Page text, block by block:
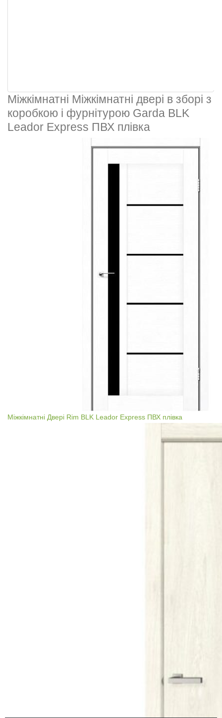
Міжкімнатні Міжкімнатні двері в зборі з
коробкою і фурнітурою Garda BLK
Leador Express ПВХ плівка
Міжкімнатні Двері Rim BLK Leador Express ПВХ плівка